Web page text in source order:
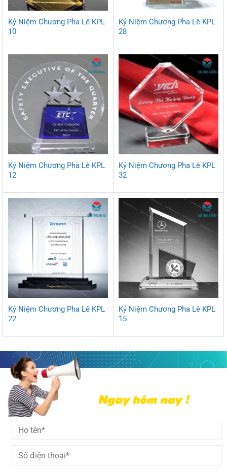
Kỷ Niệm Chương Pha Lê KPL
10
Kỷ Niệm Chương Pha Lê KPL
28
Kỷ Niệm Chương Pha Lê KPL
12
Kỷ Niệm Chương Pha Lê KPL
32
Kỷ Niệm Chương Pha Lê KPL
22
Kỷ Niệm Chương Pha Lê KPL
15